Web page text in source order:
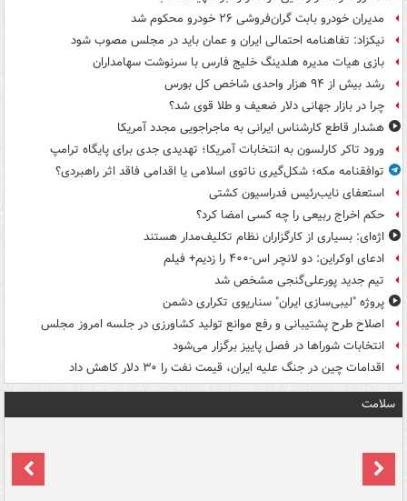
مدیران خودرو بابت گران‌فروشی ۲۶ خودرو محکوم شد
نیکزاد: تفاهنامه احتمالی ایران و عمان باید در مجلس مصوب شود
بازی هیات مدیره هلدینگ خلیج فارس با سرنوشت سهامداران
رشد بیش از ۹۴ هزار واحدی شاخص کل بورس
چرا در بازار جهانی دلار ضعیف و طلا قوی شد؟
هشدار قاطع کارشناس ایرانی به ماجراجویی مجدد آمریکا
ورود تاکر کارلسون به انتخابات آمریکا؛ تهدیدی جدی برای پایگاه ترامپ
توافقنامه مکه؛ شکل‌گیری ناتوی اسلامی یا اقدامی فاقد اثر راهبردی؟
استعفای نایب‌رئیس فدراسیون کشتی
حکم اخراج ربیعی را چه کسی امضا کرد؟
اژه‌ای: بسیاری از کارگزاران نظام تکلیف‌مدار هستند
ادعای اوکراین: دو لانچر اس-۴۰۰ را زدیم+ فیلم
تیم جدید پورعلی‌گنجی مشخص شد
پروژه "لیبی‌سازی ایران" سناریوی تکراری دشمن
اصلاح طرح پشتیبانی و رفع موانع تولید کشاورزی در جلسه امروز مجلس
انتخابات شوراها در فصل پاییز برگزار می‌شود
اقدامات چین در جنگ علیه ایران، قیمت نفت را ۳۰ دلار کاهش داد
سلامت